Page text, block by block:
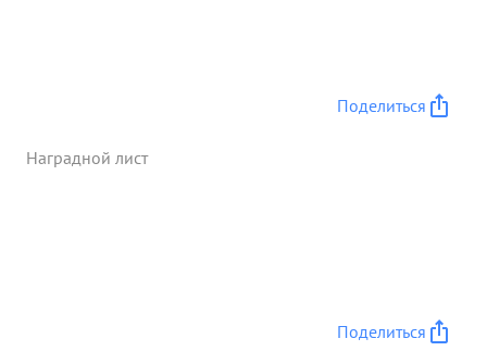
Поделиться
Наградной лист
Поделиться